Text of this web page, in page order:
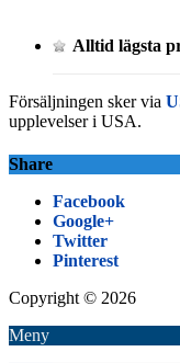
Alltid lägsta
Försäljningen sker via
upplevelser i USA.
Share
Facebook
Google+
Twitter
Pinterest
Copyright © 2026
Meny